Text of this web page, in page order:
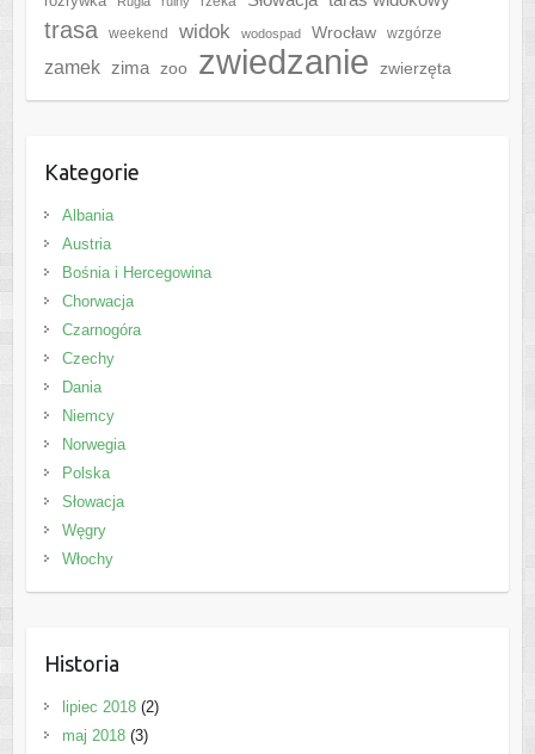
trasa weekend widok wodospad Wrocław wzgórze
zamek zima zoo zwiedzanie zwierzęta
Kategorie
Albania
Austria
Bośnia i Hercegowina
Chorwacja
Czarnogóra
Czechy
Dania
Niemcy
Norwegia
Polska
Słowacja
Węgry
Włochy
Historia
lipiec 2018(2)
maj 2018(3)